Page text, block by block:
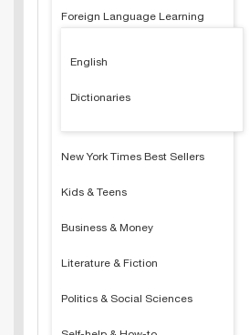
Foreign Language Learning
English
Dictionaries
New York Times Best Sellers
Kids & Teens
Business & Money
Literature & Fiction
Politics & Social Sciences